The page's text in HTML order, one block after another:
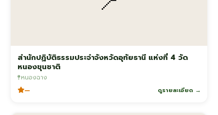
สำนักปฏิบัติธรรมประจำจังหวัดอุทัยธานี แห่งที่ 4 วัด
หนองขุนชาติ
หนองฉาง
— ดูรายละเอียด →